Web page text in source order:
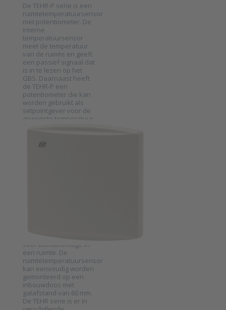
De TEHR-P serie is een
ruimtetemperatuursensor
met potentiometer. De
interne
temperatuursensor
meet de temperatuur
van de ruimte en geeft
een passief signaal dat
is in te lezen op het
GBS. Daarnaast heeft
de TEHR-P een
potentiometer die kan
worden gebruikt als
setpointgever voor de
gewenste temperatuur
verschillende
Press ENTER for
more options to
Passieve
temperatuursensor
voor ruimtemeting
met potentiometer
serie TEHR-P
Passieve
voor wandmontage in
een ruimte. De
ruimtetemperatuursensor
kan eenvoudig worden
gemonteerd op een
inbouwdoos met
gatafstand van 60 mm.
De TEHR serie is er in
Press ENTER for
more options to
Passieve
temperatuursensor
voor ruimtemeting
serie TEHR